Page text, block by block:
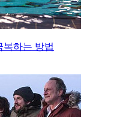
복하는 방법